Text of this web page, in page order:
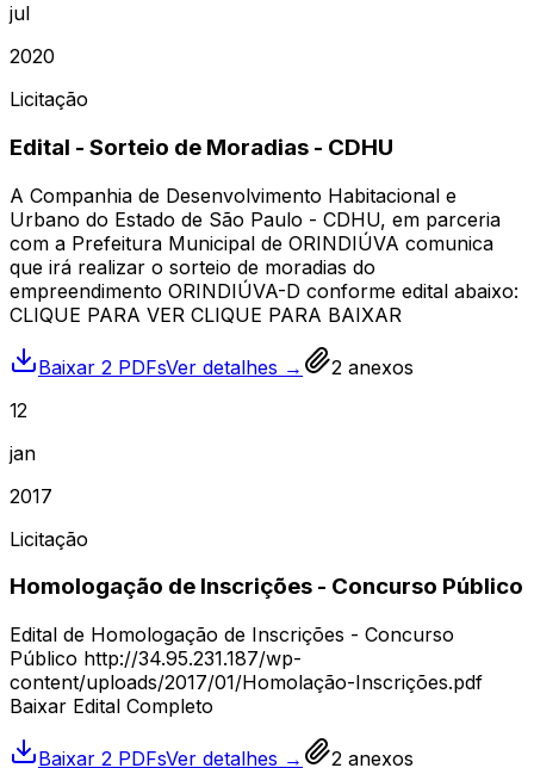
jul
2020
Licitação
Edital - Sorteio de Moradias - CDHU
A Companhia de Desenvolvimento Habitacional e
Urbano do Estado de São Paulo - CDHU, em parceria
com a Prefeitura Municipal de ORINDIÚVA comunica
que irá realizar o sorteio de moradias do
empreendimento ORINDIÚVA-D conforme edital abaixo:
CLIQUE PARA VER CLIQUE PARA BAIXAR
Baixar 2 PDFsVer detalhes → 2 anexos
12
jan
2017
Licitação
Homologação de Inscrições - Concurso Público
Edital de Homologação de Inscrições - Concurso
Público http://34.95.231.187/wp-
content/uploads/2017/01/Homolação-Inscrições.pdf
Baixar Edital Completo
Baixar 2 PDFsVer detalhes → 2 anexos